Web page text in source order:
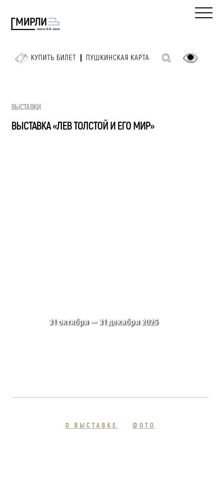
КУПИТЬ БИЛЕТ ПУШКИНСКАЯ КАРТА
ВЫСТАВКИ
ВЫСТАВКА «ЛЕВ ТОЛСТОЙ И ЕГО МИР»
31 октября — 31 декабря 2025
О ВЫСТАВКЕ ФОТО